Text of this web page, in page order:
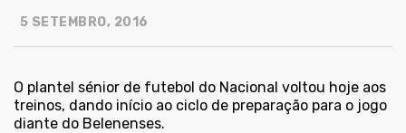
5 SETEMBRO, 2016
O plantel sénior de futebol do Nacional voltou hoje aos
treinos, dando início ao ciclo de preparação para o jogo
diante do Belenenses.